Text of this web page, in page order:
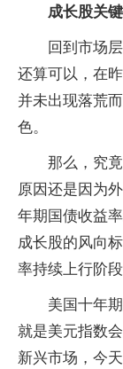
成长股关
回到市场
还算可以，在
并未出现落荒
色。
那么，究
原因还是因为
年期国债收益
成长股的风向
率持续上行阶
美国十年
就是美元指数
新兴市场，今